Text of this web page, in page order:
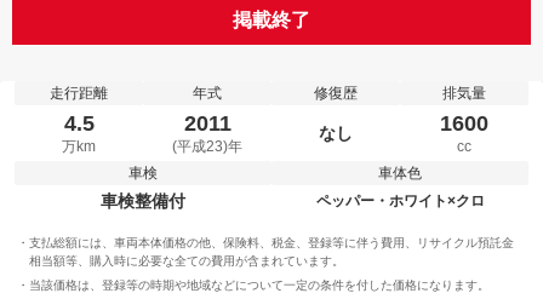
掲載終了
走行距離
4.5
万km
年式
2011
(平成23)年
修復歴
なし
排気量
1600
cc
車検
車検整備付
車体色
ペッパー・ホワイト×クロ
支払総額には、車両本体価格の他、保険料、税金、登録等に伴う費用、リサイクル預託金
相当額等、購入時に必要な全ての費用が含まれています。
当該価格は、登録等の時期や地域などについて一定の条件を付した価格になります。